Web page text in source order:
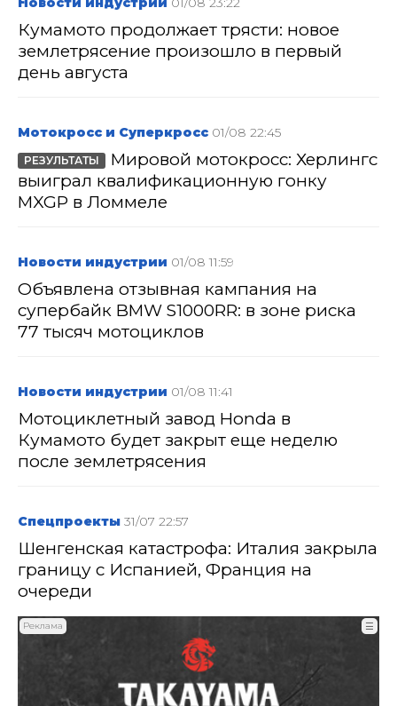
Кумамото продолжает трясти: новое
землетрясение произошло в первый
день августа
Мотокросс и Суперкросс 01/08 22:45
РЕЗУЛЬТАТЫ
Мировой мотокросс: Херлингс
выиграл квалификационную гонку
MXGP в Ломмеле
Новости индустрии 01/08 11:59
Объявлена отзывная кампания на
супербайк BMW S1000RR: в зоне риска
77 тысяч мотоциклов
Новости индустрии 01/08 11:41
Мотоциклетный завод Honda в
Кумамото будет закрыт еще неделю
после землетрясения
Спецпроекты 31/07 22:57
Шенгенская катастрофа: Италия закрыла
границу с Испанией, Франция на
очереди
Реклама ☰